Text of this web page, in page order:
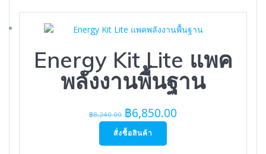
Energy Kit Lite แพค
พลังงานพื้นฐาน
฿8,240.00 Original
price
was:
฿6,850.00
สั่งซื้อสินค้า